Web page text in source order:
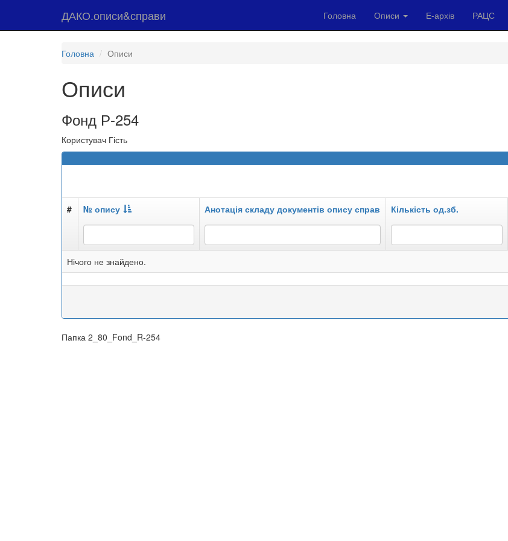
ДАКО.описи&справи Головна Описи Е-архів РАЦС
Головна Описи
Описи
Фонд Р-254
Користувач Гість
# № опису Анотація складу документів опису справ Кількість од.зб.
Нічого не знайдено.
Папка 2_80_Fond_R-254